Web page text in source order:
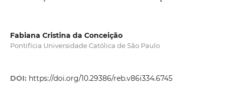
Fabiana Cristina da Conceição
Pontifícia Universidade Católica de São Paulo
DOI: https://doi.org/10.29386/reb.v86i334.6745